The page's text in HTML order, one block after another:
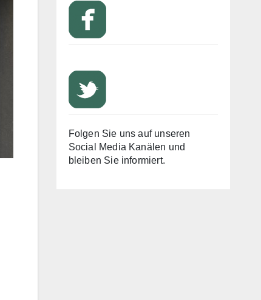
Folgen Sie uns auf unseren
Social Media Kanälen und
bleiben Sie informiert.